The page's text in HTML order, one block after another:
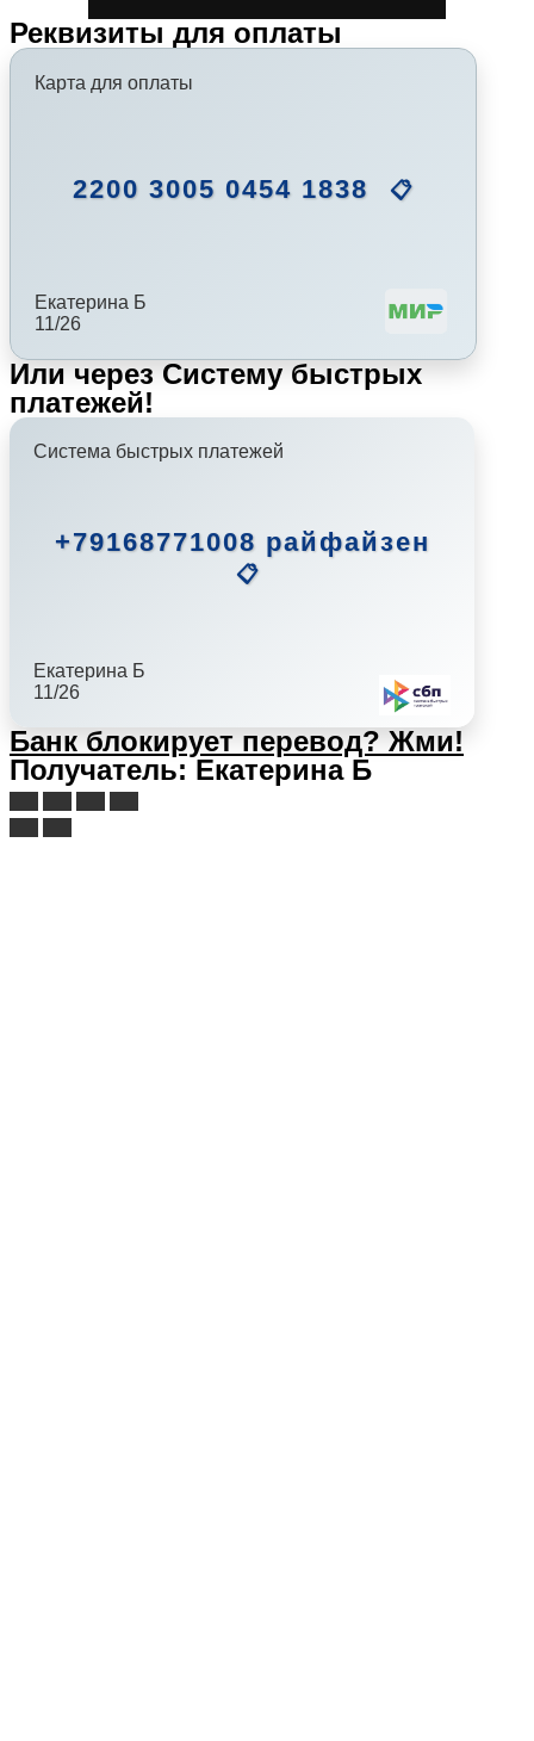
Реквизиты для оплаты
Карта для оплаты
2200 3005 0454 1838 📋
Екатерина Б
11/26
Или через Систему быстрых
платежей!
Система быстрых платежей
+79168771008 райфайзен
📋
Екатерина Б
11/26
Банк блокирует перевод? Жми!
Получатель: Екатерина Б